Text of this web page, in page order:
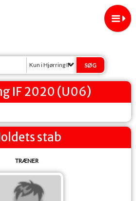
Kun i Hjørring IF
IF 2020 (U06)
stab
TRÆNER